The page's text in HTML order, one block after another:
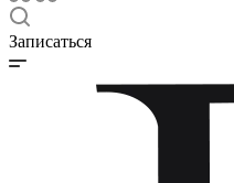
Записаться